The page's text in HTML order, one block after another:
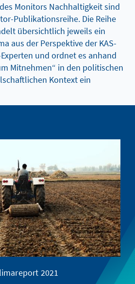
Monitors Nachhaltigkeit sind
Publikationsreihe. Die Reihe
übersichtlich jeweils ein
aus der Perspektive der KAS-
und ordnet es anhand
Mitnehmen“ in den politischen
Kontext ein.
2021